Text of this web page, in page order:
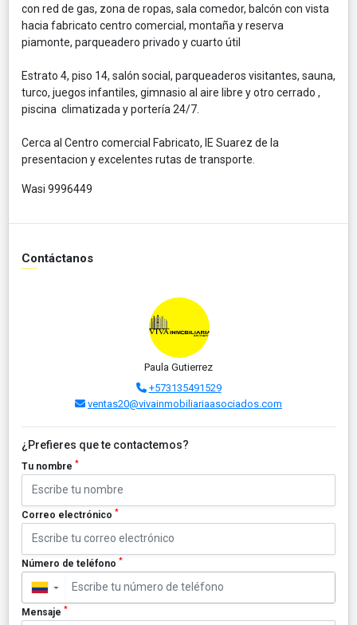
con red de gas, zona de ropas, sala comedor, balcón con vista
hacia fabricato centro comercial, montaña y reserva
piamonte, parqueadero privado y cuarto útil
Estrato 4, piso 14, salón social, parqueaderos visitantes, sauna,
turco, juegos infantiles, gimnasio al aire libre y otro cerrado ,
piscina climatizada y portería 24/7.
Cerca al Centro comercial Fabricato, IE Suarez de la
presentacion y excelentes rutas de transporte.
Wasi 9996449
Contáctanos
Paula Gutierrez
+573135491529
ventas20@vivainmobiliariaasociados.com
¿Prefieres que te contactemos?
Tu nombre *
Correo electrónico *
Número de teléfono *
▼
Mensaje *